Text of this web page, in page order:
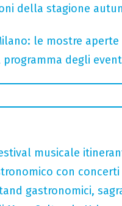
della stagione
le mostre aperte
programma degli
musicale
con
gastronomici,